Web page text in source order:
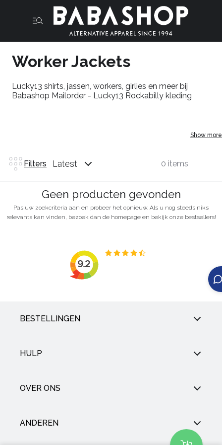
Worker Jackets
Lucky13 shirts, jassen, workers, girlies en meer bij
Babashop Mailorder - Lucky13 Rockabilly kleding
Show more
Filters Latest 0 items
Geen producten gevonden
Pas uw zoekcriteria aan en probeer het opnieuw. Als u nog steeds niks
relevants kan vinden, bezoek dan de homepage en bekijk onze bestsellers!
BESTELLINGEN
HULP
OVER ONS
ANDEREN